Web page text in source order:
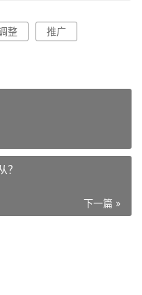
整
推广
？
下一篇 »